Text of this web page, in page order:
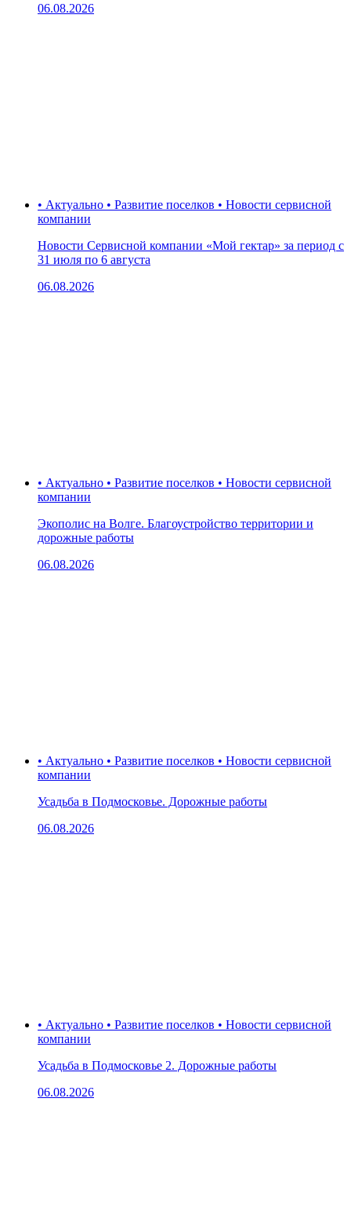
06.08.2026
• Актуально • Развитие поселков • Новости сервисной
компании
Новости Сервисной компании «Мой гектар» за период с
31 июля по 6 августа
06.08.2026
• Актуально • Развитие поселков • Новости сервисной
компании
Экополис на Волге. Благоустройство территории и
дорожные работы
06.08.2026
• Актуально • Развитие поселков • Новости сервисной
компании
Усадьба в Подмосковье. Дорожные работы
06.08.2026
• Актуально • Развитие поселков • Новости сервисной
компании
Усадьба в Подмосковье 2. Дорожные работы
06.08.2026